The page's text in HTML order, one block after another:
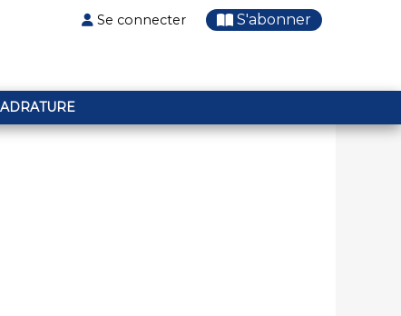
Se connecter S'abonner